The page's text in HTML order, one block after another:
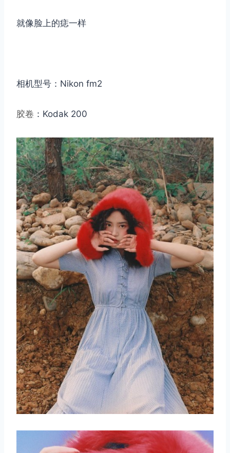
就像脸上的痣一样
相机型号：Nikon fm2
胶卷 ：Kodak 200